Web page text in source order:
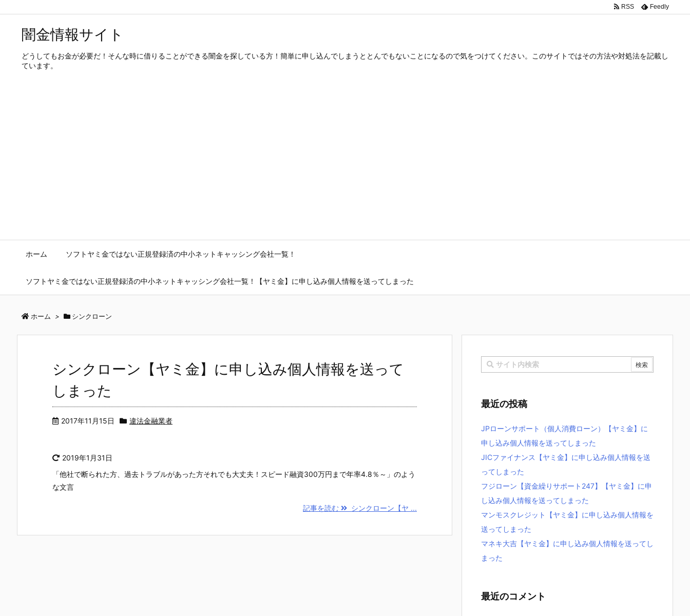
闇金情報サイト
どうしてもお金が必要だ！そんな時に借りることができる闇金を探している方！簡単に申し込んでしまうととんでもないことになるので気をつけてください。このサイトではその方法や対処法を記載し
ています。
ホーム ソフトヤミ金ではない正規登録済の中小ネットキャッシング会社一覧！
ソフトヤミ金ではない正規登録済の中小ネットキャッシング会社一覧！【ヤミ金】に申し込み個人情報を送ってしまった
RSS Feedly
ホーム > シンクローン
シンクローン【ヤミ金】に申し込み個人情報を送って
しまった
2017年11月15日 違法金融業者
2019年1月31日
「他社で断られた方、過去トラブルがあった方それでも大丈夫！スピード融資300万円まで年率4.8％～」のよう
な文言
記事を読む シンクローン【ヤ ...
最近の投稿
JPローンサポート（個人消費ローン）【ヤミ金】に
申し込み個人情報を送ってしまった
JICファイナンス【ヤミ金】に申し込み個人情報を送
ってしまった
フジローン【資金繰りサポート247】【ヤミ金】に申
し込み個人情報を送ってしまった
マンモスクレジット【ヤミ金】に申し込み個人情報を
送ってしまった
マネキ大吉【ヤミ金】に申し込み個人情報を送ってし
まった
最近のコメント